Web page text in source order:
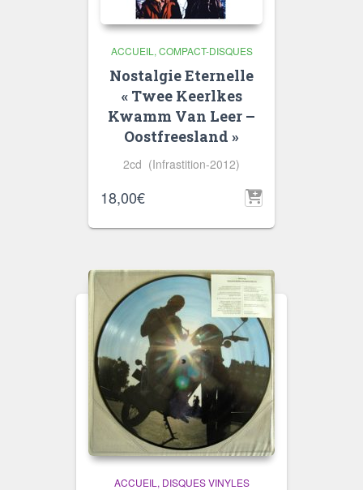
ACCUEIL COMPACT-DISQUES
Nostalgie Eternelle
« Twee Keerlkes
Kwamm Van Leer –
Oostfreesland »
2cd (Infrastition-2012)
18,00€
ACCUEIL DISQUES VINYLES